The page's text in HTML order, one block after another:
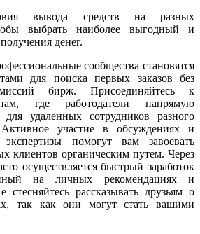
вывода средств на разных
выбрать наиболее выгодный и
денег.
сообщества становятся
для поиска первых заказов без
бирж. Присоединяйтесь к
где работодатели напрямую
удаленных сотрудников разного
участие в обсуждениях и
экспертизы помогут вам завоевать
клиентов органическим путем. Через
осуществляется быстрый заработок
на личных рекомендациях и
рассказывать друзьям о
так как они могут стать вашими